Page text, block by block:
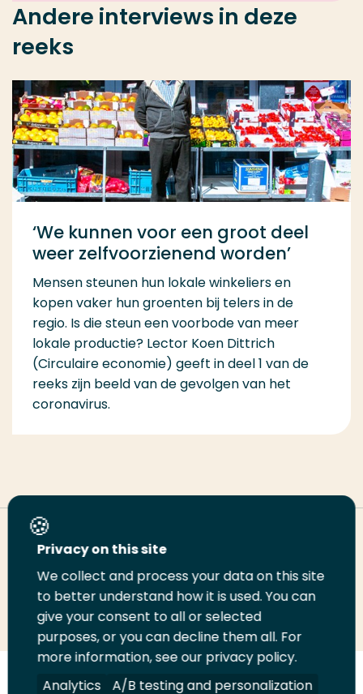
Andere interviews in deze
reeks
‘We kunnen voor een groot deel
weer zelfvoorzienend worden’
Mensen steunen hun lokale winkeliers en
kopen vaker hun groenten bij telers in de
regio. Is die steun een voorbode van meer
lokale productie? Lector Koen Dittrich
(Circulaire economie) geeft in deel 1 van de
reeks zijn beeld van de gevolgen van het
coronavirus.
Deel deze pagina
Deel
LinkedIn
Deel
op
Twitter
Deel
op
Facebook
Email
deze
pagina
Print
deze
pagina
VolgVolgVolgVolg
Privacy on this site
We collect and process your data on this site
to better understand how it is used. You can
give your consent to all or selected
purposes, or you can decline them all. For
more information, see our privacy policy.
Analytics
A/B testing and personalization